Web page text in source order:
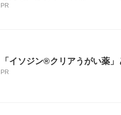
PR
「イソジン®クリアうがい薬
PR